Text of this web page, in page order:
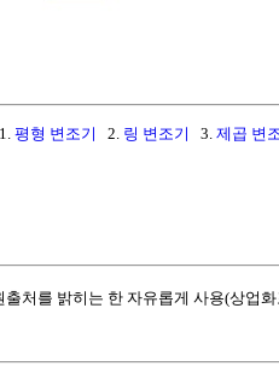
1. 평형 변조기 2. 링 변조기 3. 제곱 변
처를 밝히는 한 자유롭게 사용(상업